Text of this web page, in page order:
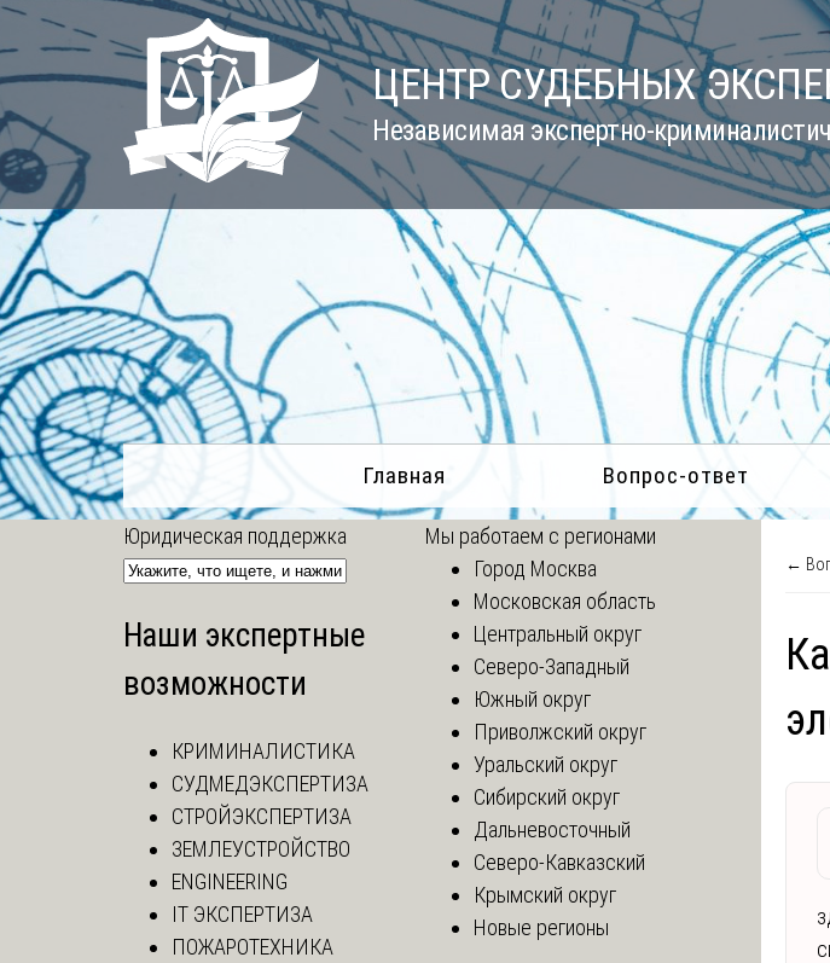
Skip
to
content
ЦЕНТР СУДЕБНЫХ
Независимая экспертно-
Главная Вопрос-ответ
←
Юридическая поддержка
Наши экспертные
возможности
КРИМИНАЛИСТИКА
СУДМЕДЭКСПЕРТИЗА
СТРОЙЭКСПЕРТИЗА
ЗЕМЛЕУСТРОЙСТВО
ENGINEERING
IT ЭКСПЕРТИЗА
ПОЖАРОТЕХНИКА
Мы работаем с регионами
Город Москва
Московская область
Центральный округ
Северо-Западный
Южный округ
Приволжский округ
Уральский округ
Сибирский округ
Дальневосточный
Северо-Кавказский
Крымский округ
Новые регионы